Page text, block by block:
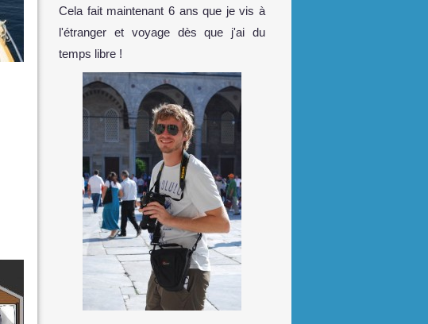
Cela fait maintenant 6 ans que je vis à
l'étranger et voyage dès que j'ai du
temps libre !